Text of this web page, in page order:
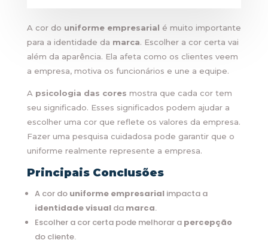
A cor do uniforme empresarial é muito importante
para a identidade da marca. Escolher a cor certa vai
além da aparência. Ela afeta como os clientes veem
a empresa, motiva os funcionários e une a equipe.
A psicologia das cores mostra que cada cor tem
seu significado. Esses significados podem ajudar a
escolher uma cor que reflete os valores da empresa.
Fazer uma pesquisa cuidadosa pode garantir que o
uniforme realmente represente a empresa.
Principais Conclusões
A cor do uniforme empresarialimpacta a
identidade visualda marca.
Escolher a cor certa pode melhorar a percepção
do cliente.